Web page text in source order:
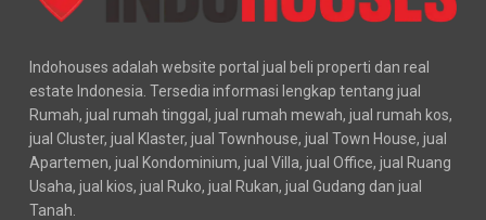
Indohouses adalah website portal jual beli properti dan real
estate Indonesia. Tersedia informasi lengkap tentang jual
Rumah, jual rumah tinggal, jual rumah mewah, jual rumah kos,
jual Cluster, jual Klaster, jual Townhouse, jual Town House, jual
Apartemen, jual Kondominium, jual Villa, jual Office, jual Ruang
Usaha, jual kios, jual Ruko, jual Rukan, jual Gudang dan jual
Tanah.